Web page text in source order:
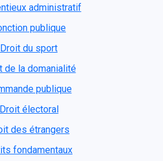
administratif
publique
Droit du sport
de la domanialité
publique
Droit électoral
des étrangers
fondamentaux